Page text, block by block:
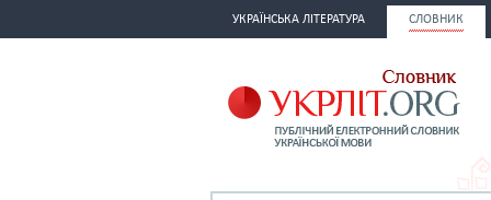
УКРАЇНСЬКА ЛІТЕРАТУРА СЛОВНИК